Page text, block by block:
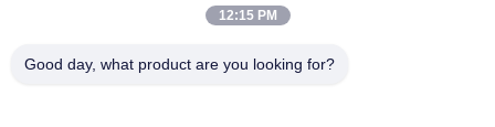
encore.
12:15 PM
Good day, what product are you looking for?